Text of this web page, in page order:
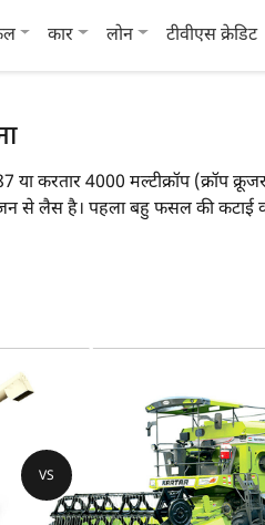
कार लोन टीवीएस क्रेडिट
करतार 4000 मल्टीक्रॉप (क्रॉप
से लैस है। पहला बहु फसल की
VS